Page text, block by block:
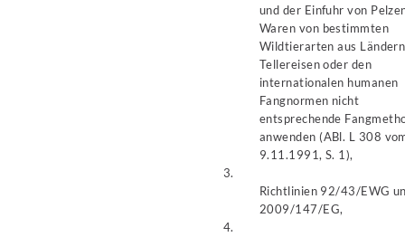
und der Einfuhr von
Waren von bestimmten
Wildtierarten aus
Tellereisen oder den
internationalen humanen
Fangnormen nicht
entsprechende
anwenden (ABl. L 308
9.11.1991, S. 1),
3.
Richtlinien 92/43/EWG
2009/147/EG,
4.